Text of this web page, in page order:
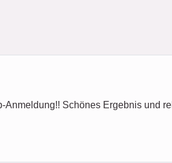
Schönes Ergebnis und